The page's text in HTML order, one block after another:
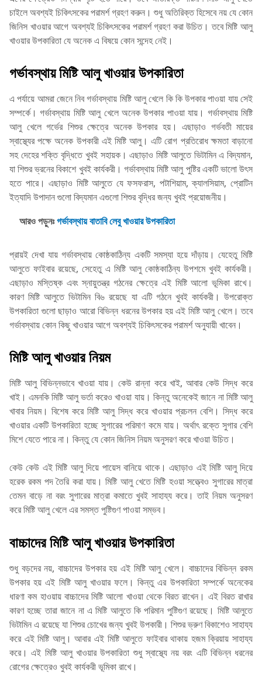
চাইলে অবশ্যই চিকিৎসকের পরামর্শ গ্রহণ করুন। শুধু অতিরিক্ত হিসেবে নয় যে কোন
জিনিস খাওয়ার আগে অবশ্যই চিকিৎসকের পরামর্শ গ্রহণ করা উচিত। তবে মিষ্টি আলু
খাওয়ার উপকারিতা যে অনেক এ বিষয়ে কোন সন্দেহ নেই।
গর্ভাবস্থায় মিষ্টি আলু খাওয়ার উপকারিতা
এ পর্যায়ে আমরা জেনে নিব গর্ভাবস্থায় মিষ্টি আলু খেলে কি কি উপকার পাওয়া যায় সেই
সম্পর্কে। গর্ভাবস্থায় মিষ্টি আলু খেলে অনেক উপকার পাওয়া যায়। গর্ভাবস্থায় মিষ্টি
আলু খেলে গর্ভের শিশুর ক্ষেত্রে অনেক উপকার হয়। এছাড়াও গর্ভবতী মায়ের
স্বাস্থ্যের পক্ষে অনেক উপকারী এই মিষ্টি আলু। এটি রোগ প্রতিরোধ ক্ষমতা বাড়ানো
সহ দেহের শক্তি বৃদ্ধিতে খুবই সহায়ক। এছাড়াও মিষ্টি আলুতে ভিটামিন এ বিদ্যমান,
যা শিশুর ভ্রনের বিকাশে খুবই কার্যকরী। গর্ভাবস্থায় মিষ্টি আলু পুষ্টির একটি ভালো উৎস
হতে পারে। এছাড়াও মিষ্টি আলুতে যে ফসফরাস, পটাশিয়াম, ক্যালসিয়াম, প্রোটিন
ইত্যাদি উপাদান গুলো বিদ্যমান এগুলো শিশুর বৃদ্ধির জন্য খুবই প্রয়োজনীয়।
আরও পড়ুনঃগর্ভাবস্থায় বাতাবি লেবু খাওয়ার উপকারিতা
প্রায়ই দেখা যায় গর্ভাবস্থায় কোষ্ঠকাঠিন্য একটি সমস্যা হয়ে দাঁড়ায়। যেহেতু মিষ্টি
আলুতে ফাইবার রয়েছে, সেহেতু এ মিষ্টি আলু কোষ্ঠকাঠিন্য উপশমে খুবই কার্যকরী।
এছাড়াও মস্তিষ্ক এবং স্নায়ুতন্ত্র গঠনের ক্ষেত্রে এই মিষ্টি আলো ভূমিকা রাখে।
কারণ মিষ্টি আলুতে ভিটামিন বি৬ রয়েছে যা এটি গঠনে খুবই কার্যকরী। উপরোক্ত
উপকারিতা গুলো ছাড়াও আরো বিভিন্ন ধরনের উপকার হয় এই মিষ্টি আলু খেলে। তবে
গর্ভাবস্থায় কোন কিছু খাওয়ার আগে অবশ্যই চিকিৎসকের পরামর্শ অনুযায়ী খাবেন।
মিষ্টি আলু খাওয়ার নিয়ম
মিষ্টি আলু বিভিন্নভাবে খাওয়া যায়। কেউ রান্না করে খাই, আবার কেউ সিদ্ধ করে
খাই। এমনকি মিষ্টি আলু ভর্তা করেও খাওয়া যায়। কিন্তু অনেকেই জানে না মিষ্টি আলু
খাবার নিয়ম। বিশেষ করে মিষ্টি আলু সিদ্ধ করে খাওয়ার প্রচলন বেশি। সিদ্ধ করে
খাওয়ার একটি উপকারিতা হচ্ছে সুগারের পরিমাণ কমে যায়। অর্থাৎ রক্তে সুগার বেশি
মিশে যেতে পারে না। কিন্তু যে কোন জিনিস নিয়ম অনুসরণ করে খাওয়া উচিত।
কেউ কেউ এই মিষ্টি আলু দিয়ে পায়েস বানিয়ে থাকে। এছাড়াও এই মিষ্টি আলু দিয়ে
হরেক রকম পদ তৈরি করা যায়। মিষ্টি আলু খেতে মিষ্টি হওয়া সত্ত্বেও সুগারের মাত্রা
তেমন বাড়ে না বরং সুগারের মাত্রা কমাতে খুবই সাহায্য করে। তাই নিয়ম অনুসরণ
করে মিষ্টি আলু খেলে এর সমস্ত পুষ্টিগুণ পাওয়া সম্ভব।
বাচ্চাদের মিষ্টি আলু খাওয়ার উপকারিতা
শুধু বড়দের নয়, বাচ্চাদের উপকার হয় এই মিষ্টি আলু খেলে। বাচ্চাদের বিভিন্ন রকম
উপকার হয় এই মিষ্টি আলু খাওয়ার ফলে। কিন্তু এর উপকারিতা সম্পর্কে অনেকের
ধারণা কম হাওয়ায় বাচ্চাদের মিষ্টি আলো খাওয়া থেকে বিরত রাখেন। এই বিরত রাখার
কারণ হচ্ছে তারা জানে না এ মিষ্টি আলুতে কি পরিমান পুষ্টিগুণ রয়েছে। মিষ্টি আলুতে
ভিটামিন এ রয়েছে যা শিশুর চোখের জন্য খুবই উপকারী। শিশুর ভ্রুণ বিকাশেও সাহায্য
করে এই মিষ্টি আলু। আবার এই মিষ্টি আলুতে ফাইবার থাকায় হজম ক্রিয়ায় সাহায্য
করে। এই মিষ্টি আলু খাওয়ার উপকারিতা শুধু স্বাস্থ্যে নয় বরং এটি বিভিন্ন ধরনের
রোগের ক্ষেত্রেও খুবই কার্যকরী ভূমিকা রাখে।